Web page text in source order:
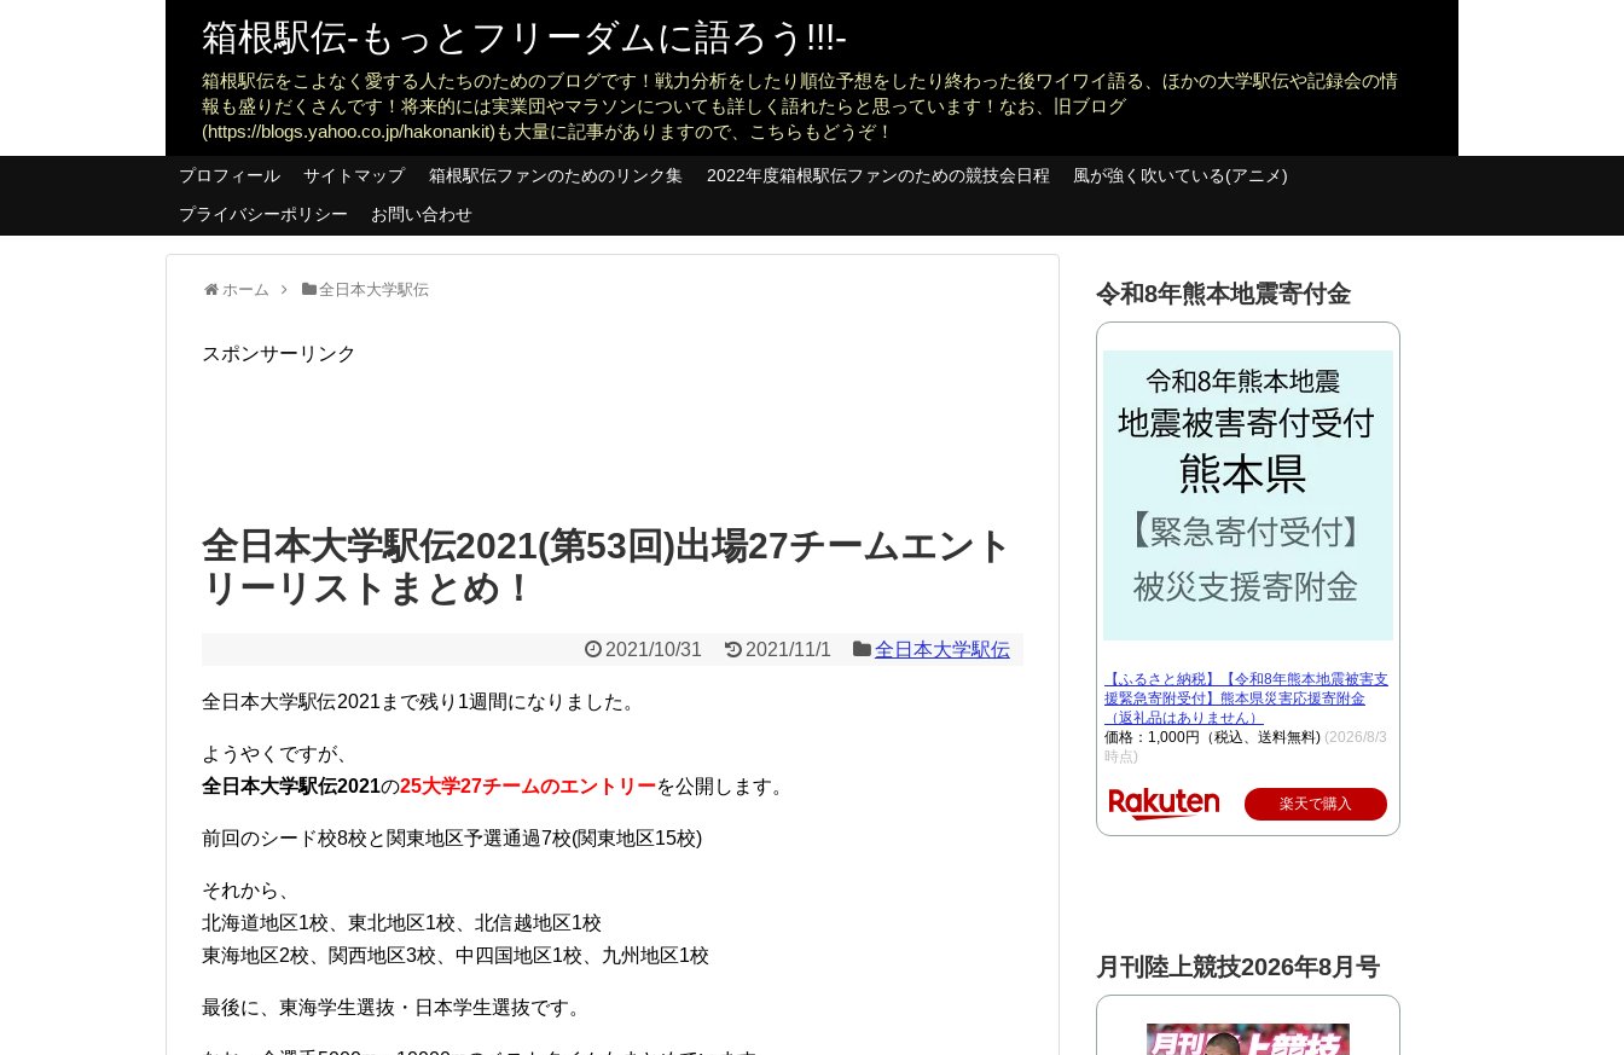
箱根駅伝-もっとフリーダムに語ろう!!!-
箱根駅伝をこよなく愛する人たちのためのブログです！戦力分析をしたり順位予想をしたり終わった後ワイワイ語る、ほかの大学駅伝や記録会の情
報も盛りだくさんです！将来的には実業団やマラソンについても詳しく語れたらと思っています！なお、旧ブログ
(https://blogs.yahoo.co.jp/hakonankit)も大量に記事がありますので、こちらもどうぞ！
プロフィール サイトマップ 箱根駅伝ファンのためのリンク集 2022年度箱根駅伝ファンのための競技会日程
風が強く吹いている(アニメ)
プライバシーポリシー
お問い合わせ
ホーム 全日本大学駅伝
スポンサーリンク
全日本大学駅伝2021(第53回)出場27チームエント
リーリストまとめ！
2021/10/31 2021/11/1 全日本大学駅伝
全日本大学駅伝2021まで残り1週間になりました。
ようやくですが、
全日本大学駅伝2021の25大学27チームのエントリーを公開します。
前回のシード校8校と関東地区予選通過7校(関東地区15校)
それから、
北海道地区1校、東北地区1校、北信越地区1校
東海地区2校、関西地区3校、中四国地区1校、九州地区1校
最後に、東海学生選抜・日本学生選抜です。
令和8年熊本地震寄付金
【ふるさと納税】【令和8年熊本地震被害支
援緊急寄附受付】熊本県災害応援寄附金
（返礼品はありません）
価格：1,000円（税込、送料無料) (2026/8/3
時点)
楽天で購入
月刊陸上競技2026年8月号